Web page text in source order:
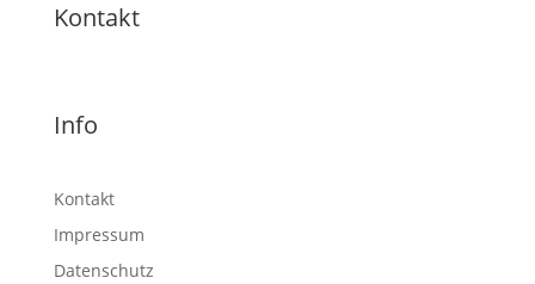
Kontakt
Info
Kontakt
Impressum
Datenschutz